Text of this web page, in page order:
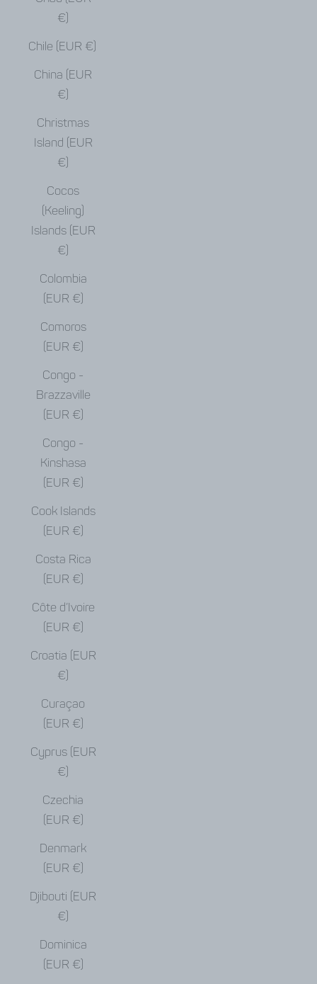
€)
Chile (EUR €)
China (EUR
€)
Christmas
Island (EUR
€)
Cocos
(Keeling)
Islands (EUR
€)
Colombia
(EUR €)
Comoros
(EUR €)
Congo -
Brazzaville
(EUR €)
Congo -
Kinshasa
(EUR €)
Cook Islands
(EUR €)
Costa Rica
(EUR €)
Côte d’Ivoire
(EUR €)
Croatia (EUR
€)
Curaçao
(EUR €)
Cyprus (EUR
€)
Czechia
(EUR €)
Denmark
(EUR €)
Djibouti (EUR
€)
Dominica
(EUR €)